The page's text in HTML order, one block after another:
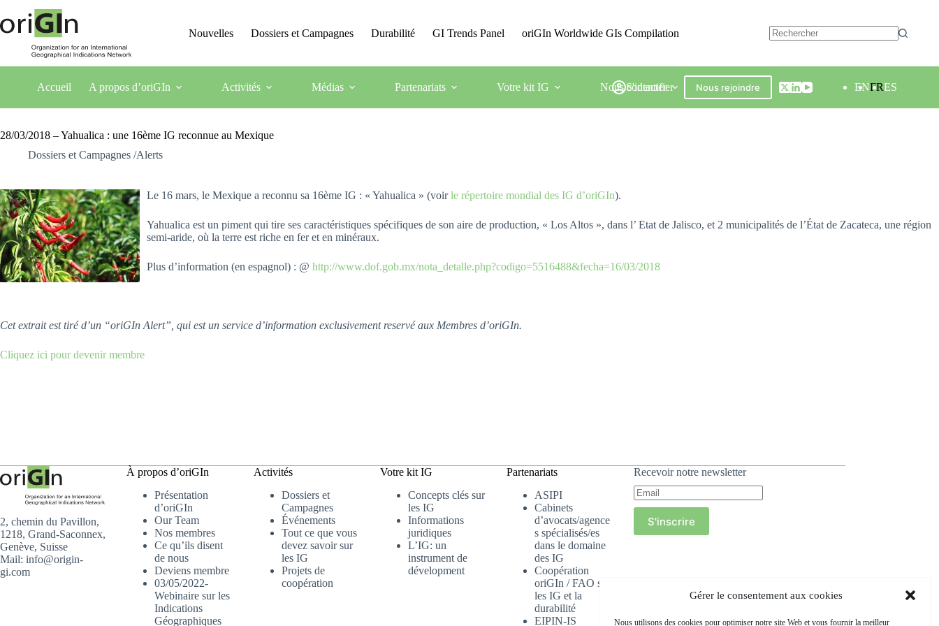
Gérer le consentement aux cookies
Nous utilisons des cookies pour optimiser notre site Web et vous fournir la meilleur
Nouvelles Dossiers et Campagnes Durabilité GI Trends Panel oriGIn Worldwide GIs Compilation
Accueil A propos d’oriGIn Activités Médias Partenariats Votre kit IG Nous contacter
S'identifier Nous rejoindre ENFRES
28/03/2018 – Yahualica : une 16ème IG reconnue au Mexique
Dossiers et Campagnes /Alerts
Le 16 mars, le Mexique a reconnu sa 16ème IG : « Yahualica » (voirle répertoire mondial des IG d’oriGIn).
Yahualica est un piment qui tire ses caractéristiques spécifiques de son aire de production, « Los Altos », dans l’ Etat de Jalisco, et 2 municipalités de l’État de Zacateca, une région
semi-aride, où la terre est riche en fer et en minéraux.
Plus d’information (en espagnol) : @ http://www.dof.gob.mx/nota_detalle.php?codigo=5516488&fecha=16/03/2018
Cet extrait est tiré d’un “oriGIn Alert”, qui est un service d’information exclusivement reservé aux Membres d’oriGIn.
Cliquez ici pour devenir membre
2, chemin du Pavillon,
1218, Grand-Saconnex,
Genève, Suisse
Mail: info@origin-
gi.com
À propos d’oriGIn
Présentation
d’oriGIn
Our Team
Nos membres
Ce qu’ils disent
de nous
Deviens membre
03/05/2022-
Webinaire sur les
Indications
Géographiques
Activités
Dossiers et
Campagnes
Événements
Tout ce que vous
devez savoir sur
les IG
Projets de
coopération
Votre kit IG
Concepts clés sur
les IG
Informations
juridiques
L’IG: un
instrument de
dévelopment
Partenariats
ASIPI
Cabinets
d’avocats/agence
s spécialisés/es
dans le domaine
des IG
Coopération
oriGIn / FAO sur
les IG et la
durabilité
EIPIN-IS
Recevoir notre newsletter
S'inscrire